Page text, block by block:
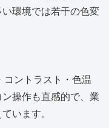
環境では若干の色変
コントラスト・色温
操作も直感的で、業
います。